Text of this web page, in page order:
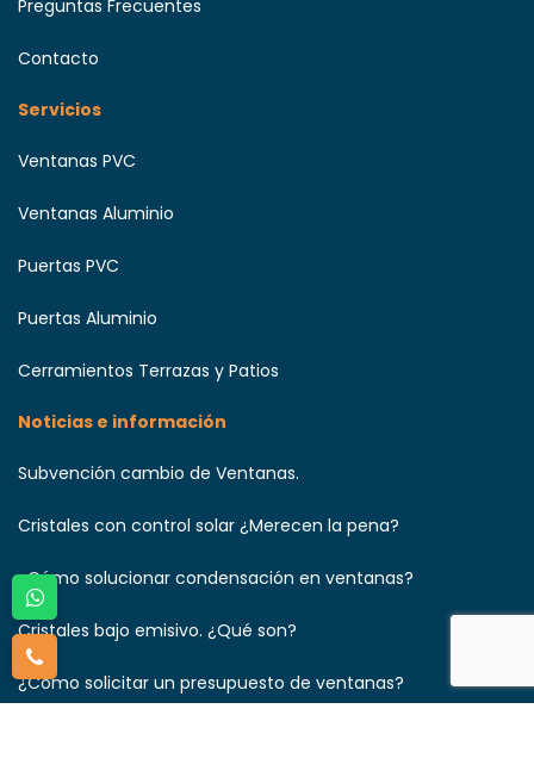
Preguntas Frecuentes
Contacto
Servicios
Ventanas PVC
Ventanas Aluminio
Puertas PVC
Puertas Aluminio
Cerramientos Terrazas y Patios
Noticias e información
Subvención cambio de Ventanas.
Cristales con control solar ¿Merecen la pena?
¿Cómo solucionar condensación en ventanas?
Cristales bajo emisivo. ¿Qué son?
¿Cómo solicitar un presupuesto de ventanas?